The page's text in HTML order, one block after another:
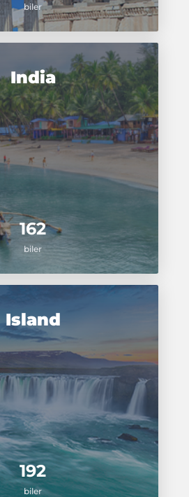
biler
162
biler
India
192
biler
Island